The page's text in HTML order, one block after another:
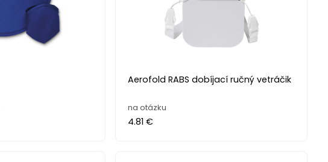
Aerofold RABS dobíjací ručný vetráčik
na otázku
4.81 €